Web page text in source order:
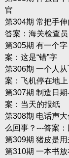
官
第304期 常把手
答案：海关检查员
第305期 有一个
案：这是“错”字
第306期 一个人
案：飞机停在地上
第307期 制造日
案：当天的报纸
第308期 电话声
么回事？---答案
第309期 猪皮是
第310期 一本书